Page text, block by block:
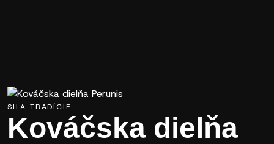
SILA TRADÍCIE
Kováčska dielňa